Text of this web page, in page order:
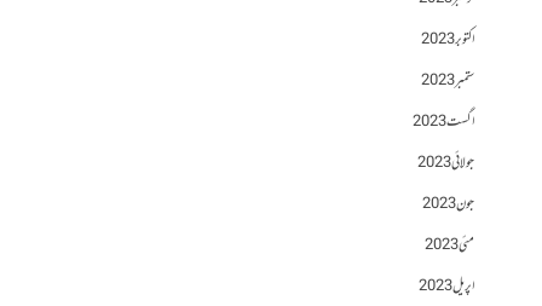
اکتوبر 2023
ستمبر 2023
اگست 2023
جولائی 2023
جون 2023
مئی 2023
اپریل 2023